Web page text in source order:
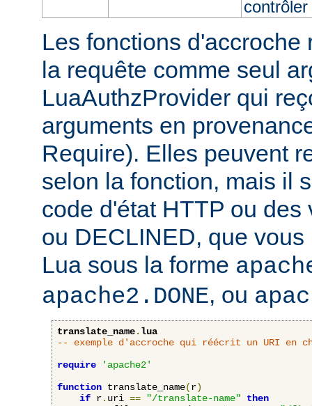
Les fonctions d'accroche
la requête comme seul
LuaAuthzProvider qui
arguments en
Require). Elles peuvent
selon la fonction, mais il
code d'état HTTP ou des
ou DECLINED, que
Lua sous la forme
apache2.DONE, ou
translate_name.lua
-- exemple d'accroche qui réécrit un URI en
require
'apache2'
function translate_name(r)
if r. uri == "/translate-name"
then